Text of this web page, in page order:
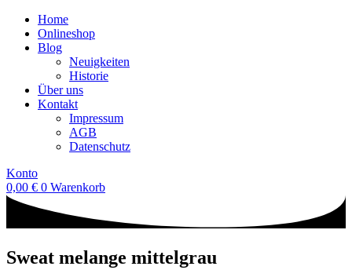
Home
Onlineshop
Blog
Neuigkeiten
Historie
Über uns
Kontakt
Impressum
AGB
Datenschutz
Konto
0,00 € 0 Warenkorb
Sweat melange mittelgrau